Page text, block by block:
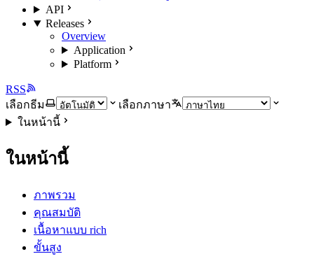
API
Releases
Overview
Application
Platform
RSS
เลือกธีม
เลือกภาษา
ในหน้านี้
ในหน้านี้
ภาพรวม
คุณสมบัติ
เนื้อหาแบบ rich
ขั้นสูง